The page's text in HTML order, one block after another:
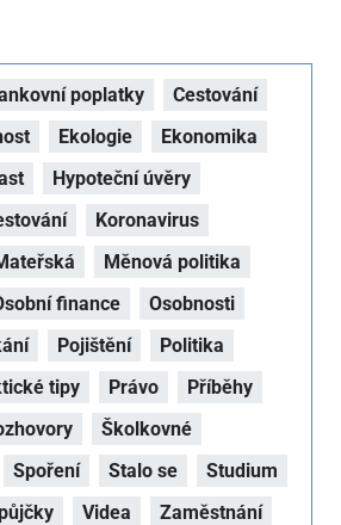
poplatky
Cestování
Ekologie
Ekonomika
Hypoteční úvěry
Koronavirus
Měnová politika
finance
Osobnosti
Pojištění
Politika
tipy Právo
Příběhy
Školkovné
Spoření Stalo se
Studium
Videa
Zaměstnání